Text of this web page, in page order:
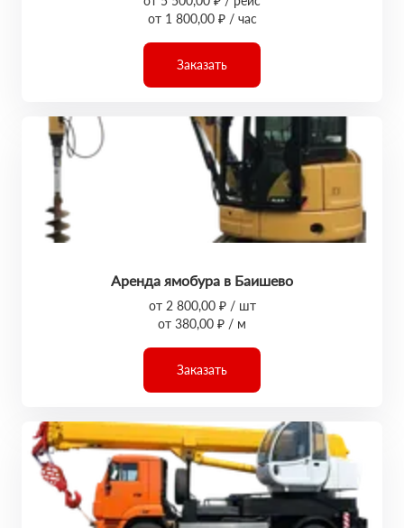
от 1 800,00 ₽ / час
Заказать
Аренда ямобура в Баишево
от 2 800,00 ₽ / шт
от 380,00 ₽ / м
Заказать